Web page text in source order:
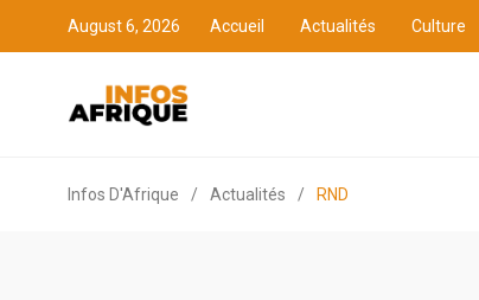
August 6, 2026 Accueil Actualités Culture
Infos D'Afrique / Actualités / RND